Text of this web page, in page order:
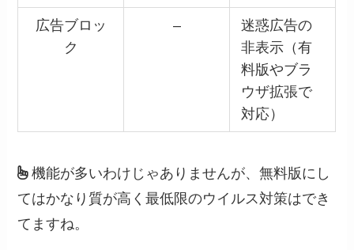
広告ブロッ
ク
–
迷惑広告の
非表示（有
料版やブラ
ウザ拡張で
対応）
機能が多いわけじゃありませんが、無料版にし
てはかなり質が高く最低限のウイルス対策はでき
てますね。